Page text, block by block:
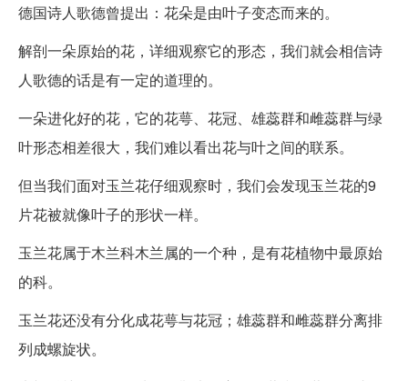
德国诗人歌德曾提出：花朵是由叶子变态而来的。
解剖一朵原始的花，详细观察它的形态，我们就会相信诗
人歌德的话是有一定的道理的。
一朵进化好的花，它的花萼、花冠、雄蕊群和雌蕊群与绿
叶形态相差很大，我们难以看出花与叶之间的联系。
但当我们面对玉兰花仔细观察时，我们会发现玉兰花的9
片花被就像叶子的形状一样。
玉兰花属于木兰科木兰属的一个种，是有花植物中最原始
的科。
玉兰花还没有分化成花萼与花冠；雄蕊群和雌蕊群分离排
列成螺旋状。